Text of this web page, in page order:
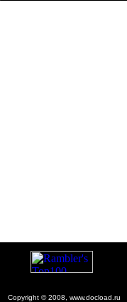
Copyright © 2008, www.docload.ru